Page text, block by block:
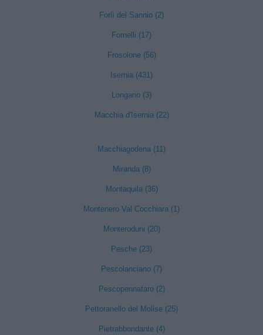
Forlì del Sannio (2)
Fornelli (17)
Frosolone (56)
Isernia (431)
Longano (3)
Macchia d'Isernia (22)
Macchiagodena (11)
Miranda (8)
Montaquila (36)
Montenero Val Cocchiara (1)
Monteroduni (20)
Pesche (23)
Pescolanciano (7)
Pescopennataro (2)
Pettoranello del Molise (25)
Pietrabbondante (4)